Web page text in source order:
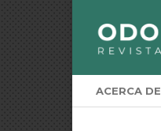
ACERCA DE